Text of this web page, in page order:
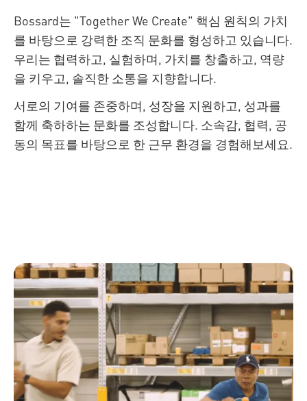
Bossard는 "Together We Create" 핵심 원칙의 가치
를 바탕으로 강력한 조직 문화를 형성하고 있습니다.
우리는 협력하고, 실험하며, 가치를 창출하고, 역량
을 키우고, 솔직한 소통을 지향합니다.
서로의 기여를 존중하며, 성장을 지원하고, 성과를
함께 축하하는 문화를 조성합니다. 소속감, 협력, 공
동의 목표를 바탕으로 한 근무 환경을 경험해보세요.